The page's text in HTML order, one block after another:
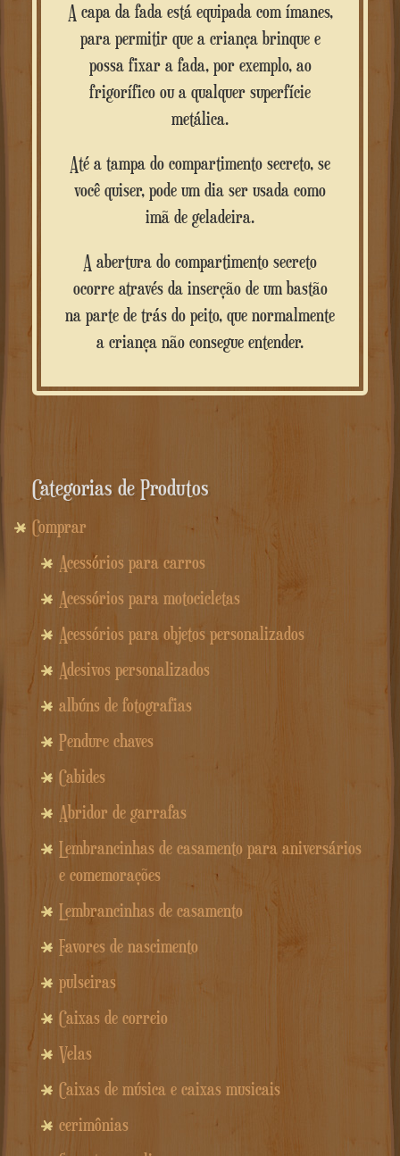
A capa da fada está equipada com ímanes,
para permitir que a criança brinque e
possa fixar a fada, por exemplo, ao
frigorífico ou a qualquer superfície
metálica.
Até a tampa do compartimento secreto, se
você quiser, pode um dia ser usada como
imã de geladeira.
A abertura do compartimento secreto
ocorre através da inserção de um bastão
na parte de trás do peito, que normalmente
a criança não consegue entender.
Categorias de Produtos
Comprar
Acessórios para carros
Acessórios para motocicletas
Acessórios para objetos personalizados
Adesivos personalizados
albúns de fotografias
Pendure chaves
Cabides
Abridor de garrafas
Lembrancinhas de casamento para aniversários
e comemorações
Lembrancinhas de casamento
Favores de nascimento
pulseiras
Caixas de correio
Velas
Caixas de música e caixas musicais
cerimônias